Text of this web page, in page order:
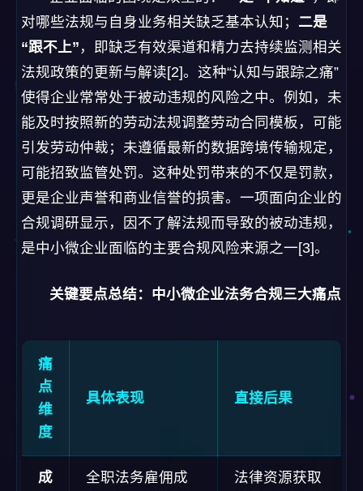
引发劳动仲裁；未遵循最新的数据跨境传输规定，
可能招致监管处罚。这种处罚带来的不仅是罚款，
更是企业声誉和商业信誉的损害。一项面向企业的
合规调研显示，因不了解法规而导致的被动违规，
是中小微企业面临的主要合规风险来源之一[3]。
关键要点总结：中小微企业法务合规三大痛点
痛
点
度
本
之
痛
单次费用贵且不
控投入被挤
风
险
合同条款不严
谨，存在无效条
商业纠纷频
发，直接经济